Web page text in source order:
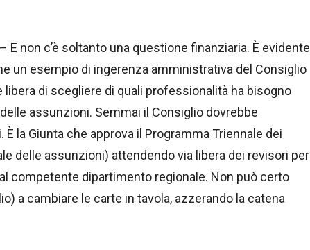
– E non c’è soltanto una questione finanziaria. È evidente
un esempio di ingerenza amministrativa del Consiglio
di scegliere di quali professionalità ha bisogno
assunzioni. Semmai il Consiglio dovrebbe
la Giunta che approva il Programma Triennale dei
delle assunzioni) attendendo via libera dei revisori per
competente dipartimento regionale. Non può certo
a cambiare le carte in tavola, azzerando la catena